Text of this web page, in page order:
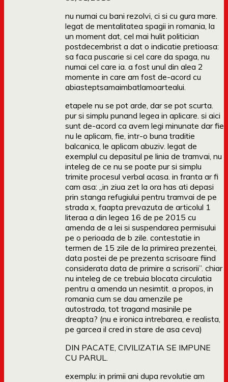
nu numai cu bani rezolvi, ci si cu gura mare.
legat de mentalitatea spagii in romania, la
un moment dat, cel mai hulit politician
postdecembrist a dat o indicatie pretioasa:
sa faca puscarie si cel care da spaga, nu
numai cel care ia. a fost unul din alea 2
momente in care am fost de-acord cu
abiasteptsamaimbatlamoartealui.
etapele nu se pot arde, dar se pot scurta.
pur si simplu punand legea in aplicare. si aici
sunt de-acord ca avem legi minunate dar fie
nu le aplicam, fie, intr-o buna traditie
balcanica, le aplicam abuziv. legat de
exemplul cu depasitul pe linia de tramvai, nu
inteleg de ce nu se poate pur si simplu
trimite procesul verbal acasa. in franta ar fi
cam asa: „in ziua zet la ora has ati depasi
prin stanga refugiului pentru tramvai de pe
strada x, faapta prevazuta de articolul 1
literaa a din legea 16 de pe 2015 cu
amenda de a lei si suspendarea permisului
pe o perioada de b zile. contestatie in
termen de 15 zile de la primirea prezentei,
data postei de pe prezenta scrisoare fiind
considerata data de primire a scrisorii”. chiar
nu inteleg de ce trebuia blocata circulatia
pentru a amenda un nesimtit. a propos, in
romania cum se dau amenzile pe
autostrada, tot tragand masinile pe
dreapta? (nu e ironica intrebarea, e realista,
pe garcea il cred in stare de asa ceva)
DIN PACATE, CIVILIZATIA SE IMPUNE
CU PARUL.
exemplu: in primii ani dupa revolutie am